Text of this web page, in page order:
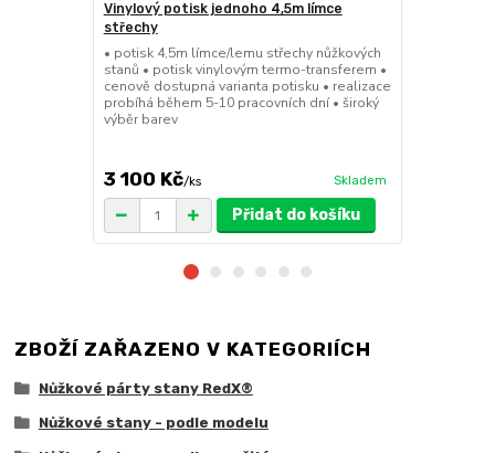
Vinylový potisk jednoho 4,5m límce
střechy
• potisk 4,5m límce/lemu střechy nůžkových
stanů • potisk vinylovým termo-transferem •
cenově dostupná varianta potisku • realizace
probíhá během 5-10 pracovních dní • široký
výběr barev
3 100 Kč/ks Skladem
Přidat do košíku
ZBOŽÍ ZAŘAZENO V KATEGORIÍCH
Nůžkové párty stany RedX®
Nůžkové stany - podle modelu